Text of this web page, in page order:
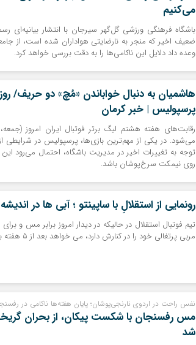
می‌کنیم
باشگاه فرهنگی ورزشی گل‌گهر سیرجان با انتشار
ضعیف اخیر که منجر به نارضایتی هواداران شده است، از
وعده داد دلایل این ناکامی‌ها را به دقت بررسی خواهد کرد.
هاشمیان به دنبال خواباندن «مُچ» دو حریف/
پرسپولیس | خبر کرمان
رقابت‌های هفته هشتم لیگ برتر فوتبال ایران امروز (جمعه،
می‌شود. در یکی از مهم‌ترین بازی‌ها، پرسپولیس در شرایطی
توجه به تغییرات اخیر در مدیریت باشگاه، احتمال می‌رود
روی نیمکت سرخ‌پوشان باشد.
رونمایی از استقلالِ با ساپینتو ؛ آبی ها در
تیم فوتبال استقلال در حالیکه در دیدار امروز برابر مس و
مربی پرتغالی خود را در کنارش دارد، می خواهد بعد از ۵ هفته بالاخره صاحب برد شود.
نفس راحت در اردوی نارنجی‌پوشان؛ پایان هفته‌ها ناکامی در
مس رفسنجان با شکست پیکان، از بحران
شد